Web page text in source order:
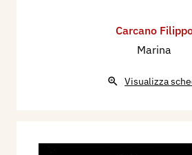
Carcano
Marina
Visualizza